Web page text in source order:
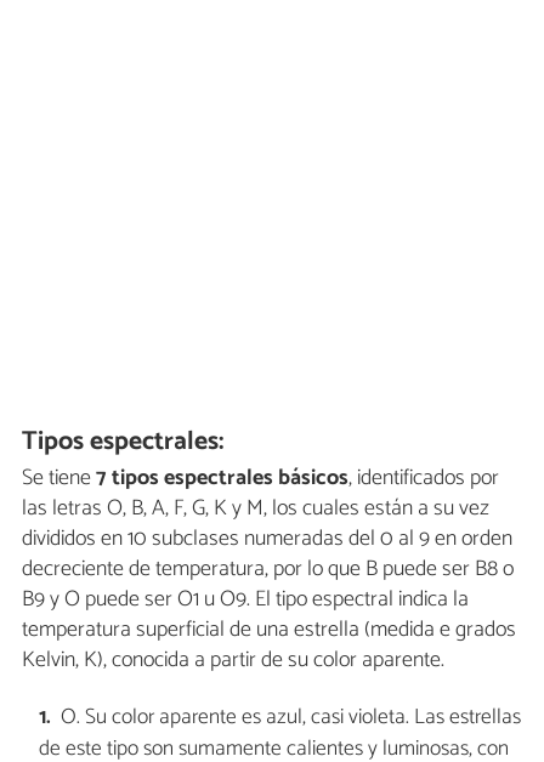
Tipos espectrales:
Se tiene7 tipos espectrales básicos, identificados por
las letras O, B, A, F, G, K y M, los cuales están a su vez
divididos en 10 subclases numeradas del 0 al 9 en orden
decreciente de temperatura, por lo que B puede ser B8 o
B9 y O puede ser O1 u O9. El tipo espectral indica la
temperatura superficial de una estrella (medida e grados
Kelvin, K), conocida a partir de su color aparente.
O. Su color aparente es azul, casi violeta. Las estrellas
de este tipo son sumamente calientes y luminosas, con